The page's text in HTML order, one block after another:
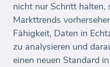
nicht nur Schritt halten,
Markttrends
Fähigkeit, Daten in
zu analysieren und
einen neuen Standard